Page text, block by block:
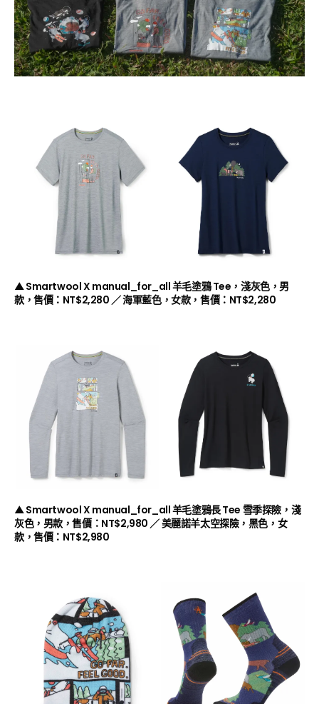
▲ Smartwool X manual_for_all 羊毛塗鴉 Tee，淺灰色，男
款，售價：NT$2,280 ／ 海軍藍色，女款，售價：NT$2,280
▲ Smartwool X manual_for_all 羊毛塗鴉長 Tee 雪季探險，淺
灰色，男款，售價：NT$2,980 ／ 美麗諾羊太空探險，黑色，女
款，售價：NT$2,980